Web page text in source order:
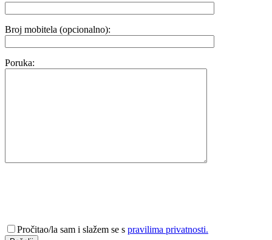
Broj mobitela (opcionalno):
Poruka:
Pročitao/la sam i slažem se s pravilima privatnosti.